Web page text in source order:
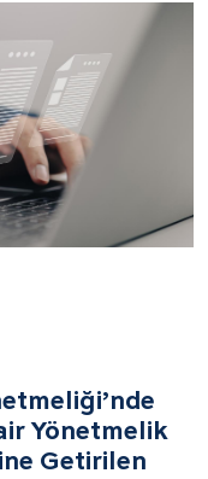
Yönetmelik
Getirilen